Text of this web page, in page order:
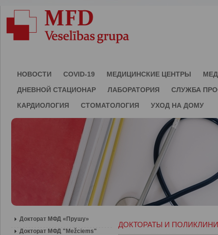
НОВОСТИ COVID-19 МЕДИЦИНСКИЕ ЦЕНТРЫ
ДНЕВНОЙ СТАЦИОНАР
ЛАБОРАТОРИЯ
СЛУЖБА
КАРДИОЛОГИЯ
СТОМАТОЛОГИЯ УХОД НА ДОМУ
Докторат МФД «Прушу»
Докторат МФД "Mežciems"
ДОКТОРАТЫ И